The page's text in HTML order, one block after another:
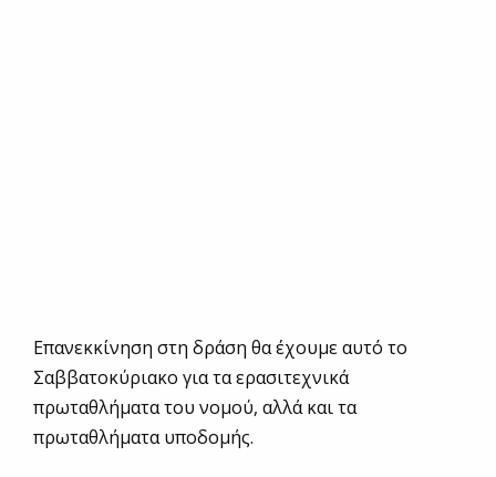
Επανεκκίνηση στη δράση θα έχουμε αυτό το
Σαββατοκύριακο για τα ερασιτεχνικά
πρωταθλήματα του νομού, αλλά και τα
πρωταθλήματα υποδομής.